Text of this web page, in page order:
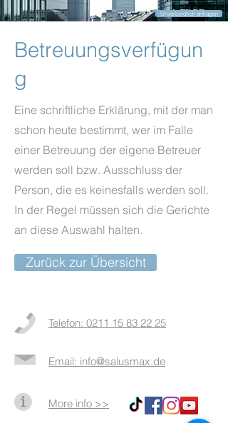
Unverbindlich anfragen
Betreuungsverfügun
g
Eine schriftliche Erklärung, mit der man
schon heute bestimmt, wer im Falle
einer Betreuung der eigene Betreuer
werden soll bzw. Ausschluss der
Person, die es keinesfalls werden soll.
In der Regel müssen sich die Gerichte
an diese Auswahl halten.
Zurück zur Übersicht
Telefon: 0211 15 83 22 25
Email: info@salusmax.de
More info >>